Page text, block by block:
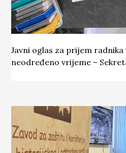
Javni oglas za prijem
neodređeno vrijeme –